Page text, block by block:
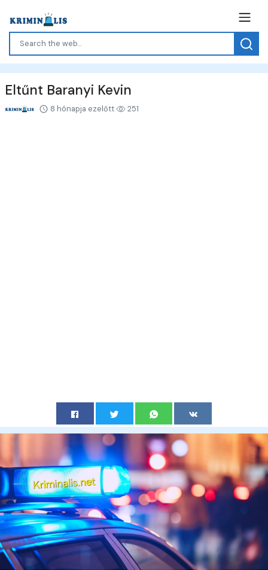
Eltűnt Baranyi Kevin
8 hónapja ezelőtt 251